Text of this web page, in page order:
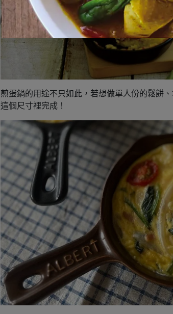
煎蛋鍋的用途不只如此，若想做單人份的鬆餅
這個尺寸裡完成！